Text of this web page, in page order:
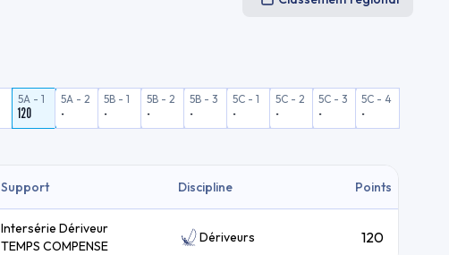
5A - 1
120
5A - 2
-
5B - 1
-
5B - 2
-
5B - 3
-
5C - 1
-
5C - 2
-
5C - 3
-
5C - 4
-
Support Discipline Points
Intersérie Dériveur
TEMPS COMPENSE
Dériveurs 120